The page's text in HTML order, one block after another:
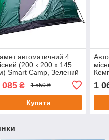
автоматичний 4
(200 х 200 х 145
Smart Camp, Зелений
Туристичний намет для
085₴ 1 550 ₴
Купити
1